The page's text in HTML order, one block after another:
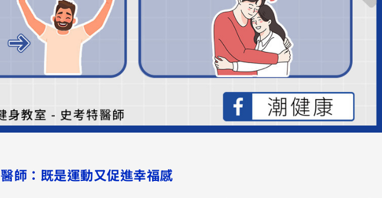
醫師 ：既是運動又促進幸福感